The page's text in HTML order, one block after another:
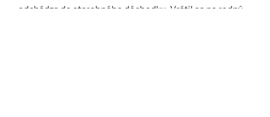
odchádza do starobného dôchodku. Vrátil sa na rodný